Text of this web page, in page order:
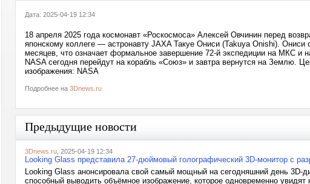
Дата: 2025-04-19 12:34
18 апреля 2025 года космонавт «Роскосмоса» Алексей Овчинин перед
японскому коллеге — астронавту JAXA Такуе Ониси (Takuya Onishi).
месяцев, что означает формальное завершение 72-й экспедиции на МКС и
NASA сегодня перейдут на корабль «Союз» и завтра вернутся на Землю.
изображения: NASA
Подробнее на 3Dnews.ru
Предыдущие новости
3Dnews.ru , 2025-04-19 12:34
Looking Glass представила 27-дюймовый голографический 3D-монитор с
Looking Glass анонсировала свой самый мощный на сегодняшний день
способный выводить объёмное изображение, которое одновременно увидят